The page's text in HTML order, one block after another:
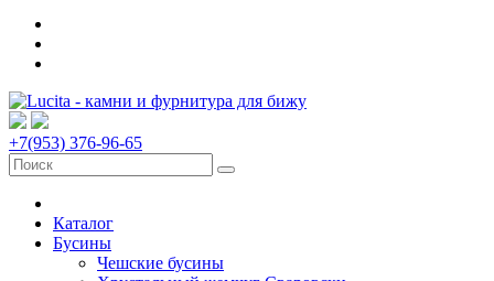
+7(953) 376-96-65
Каталог
Бусины
Чешские бусины